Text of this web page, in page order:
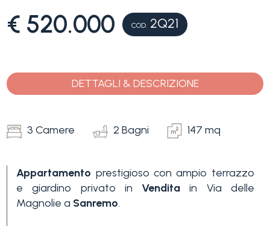
€ 520.000 COD. 2Q21
DETTAGLI & DESCRIZIONE
3 Camere 2 Bagni 147 mq
Appartamento prestigioso con ampio terrazzo
e giardino privato in Vendita in Via delle
Magnolie a Sanremo.
case
( 0)
Qualsiasi
Residenziali